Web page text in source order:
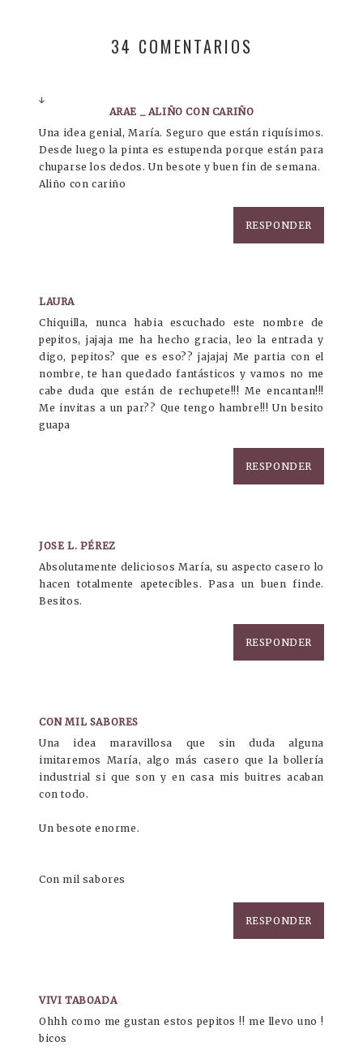
34 COMENTARIOS
↓
ARAE _ ALIÑO CON CARIÑO
Una idea genial, María. Seguro que están riquísimos.
Desde luego la pinta es estupenda porque están para
chuparse los dedos. Un besote y buen fin de semana.
Aliño con cariño
RESPONDER
LAURA
Chiquilla, nunca habia escuchado este nombre de
pepitos, jajaja me ha hecho gracia, leo la entrada y
digo, pepitos? que es eso?? jajajaj Me partia con el
nombre, te han quedado fantásticos y vamos no me
cabe duda que están de rechupete!!! Me encantan!!!
Me invitas a un par?? Que tengo hambre!!! Un besito
guapa
RESPONDER
JOSE L. PÉREZ
Absolutamente deliciosos María, su aspecto casero lo
hacen totalmente apetecibles. Pasa un buen finde.
Besitos.
RESPONDER
CON MIL SABORES
Una idea maravillosa que sin duda alguna
imitaremos María, algo más casero que la bollería
industrial si que son y en casa mis buitres acaban
con todo.
Un besote enorme.
Con mil sabores
RESPONDER
VIVI TABOADA
Ohhh como me gustan estos pepitos !! me llevo uno !
bicos